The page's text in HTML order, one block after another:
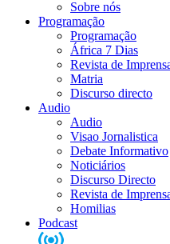
Sobre nós
Programação
Programação
África 7 Dias
Revista de
Matria
Discurso directo
Audio
Audio
Visao Jornalistica
Debate Informativo
Noticiários
Discurso Directo
Revista de
Homilias
Podcast